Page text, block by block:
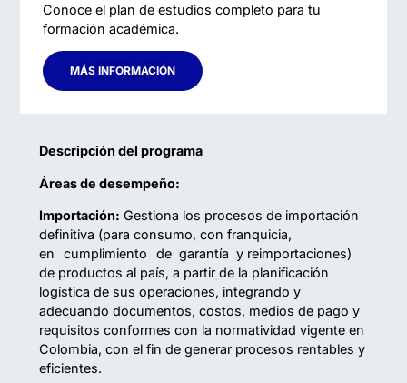
Conoce el plan de estudios completo para tu
formación académica.
MÁS INFORMACIÓN
Descripción del programa
Áreas de desempeño:
Importación: Gestiona los procesos de importación
definitiva (para consumo, con franquicia,
en cumplimiento de garantía y reimportaciones)
de productos al país, a partir de la planificación
logística de sus operaciones, integrando y
adecuando documentos, costos, medios de pago y
requisitos conformes con la normatividad vigente en
Colombia, con el fin de generar procesos rentables y
eficientes.